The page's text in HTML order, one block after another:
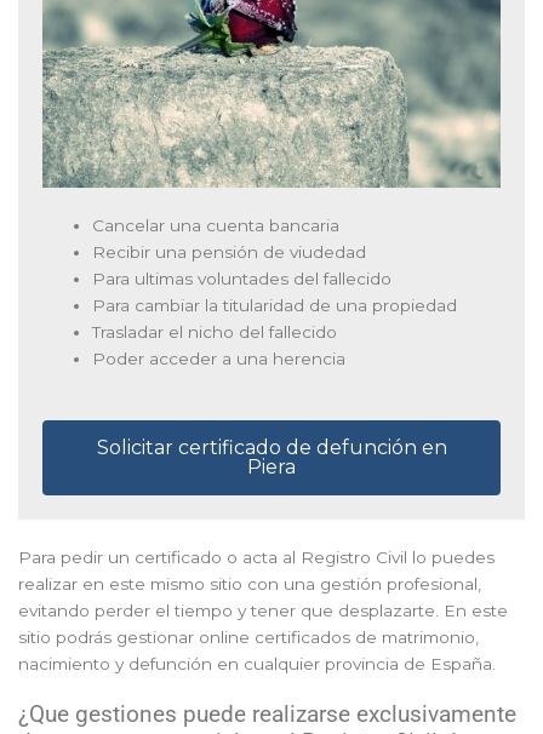
Cancelar una cuenta bancaria
Recibir una pensión de viudedad
Para ultimas voluntades del fallecido
Para cambiar la titularidad de una propiedad
Trasladar el nicho del fallecido
Poder acceder a una herencia
Solicitar certificado de defunción en
Piera
Para pedir un certificado o acta al Registro Civil lo puedes
realizar en este mismo sitio con una gestión profesional,
evitando perder el tiempo y tener que desplazarte. En este
sitio podrás gestionar online certificados de matrimonio,
nacimiento y defunción en cualquier provincia de España.
¿Que gestiones puede realizarse exclusivamente